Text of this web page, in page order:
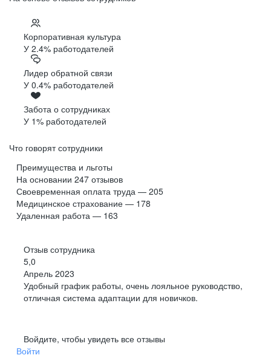
Корпоративная культура
У 2.4% работодателей
Лидер обратной связи
У 0.4% работодателей
Забота о сотрудниках
У 1% работодателей
Что говорят сотрудники
Преимущества и льготы
На основании 247 отзывов
Своевременная оплата труда — 205
Медицинское страхование — 178
Удаленная работа — 163
Отзыв сотрудника
5,0
Апрель 2023
Удобный график работы, очень лояльное руководство,
отличная система адаптации для новичков.
Войдите, чтобы увидеть все отзывы
Войти